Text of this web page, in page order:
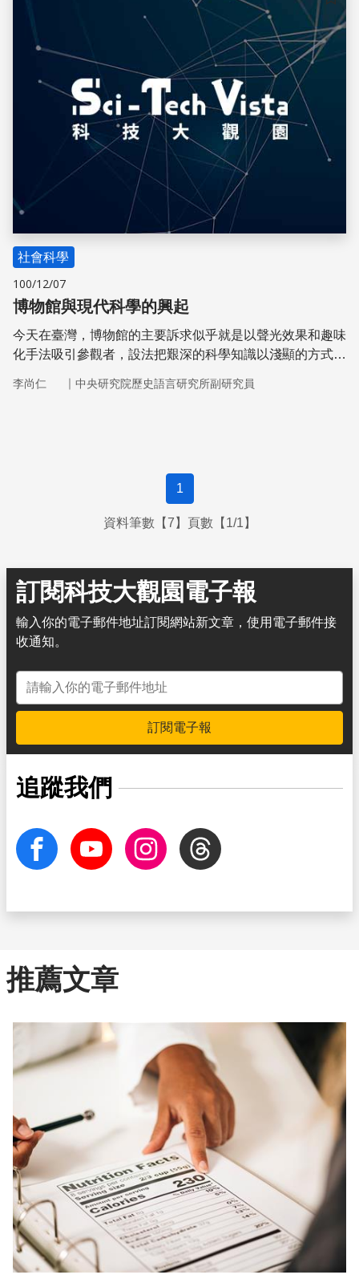
儲存
社會科學
100/12/07
博物館與現代科學的興起
今天在臺灣，博物館的主要訴求似乎就是以聲光效果和趣味
化手法吸引參觀者，設法把艱深的科學知識以淺顯的方式傳
演關鍵的角色。
李尚仁 ｜ 中央研究院歷史語言研究所副研究員
1
資料筆數【7】頁數【1/1】
訂閱科技大觀園電子報
輸入你的電子郵件地址訂閱網站新文章，使用電子郵件接
收通知。
電子郵件地址
訂閱電子報
追蹤我們
facebook Youtube InstagramThreads
推薦文章